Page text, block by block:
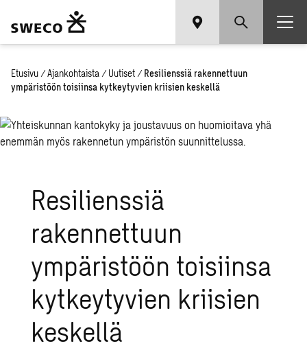
Etusivu / Ajankohtaista / Uutiset / Resilienssiä rakennettuun
ympäristöön toisiinsa kytkeytyvien kriisien keskellä
Resilienssiä
rakennettuun
ympäristöön toisiinsa
kytkeytyvien kriisien
keskellä